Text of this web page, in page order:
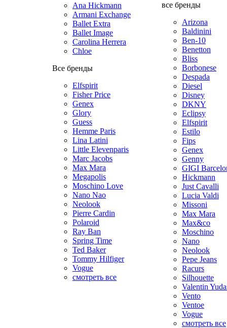
Ana Hickmann
Armani Exchange
Ballet Extra
Ballet Image
Carolina Herrera
Chloe
Все бренды
Elfspirit
Fisher Price
Genex
Glory
Guess
Hemme Paris
Lina Latini
Little Elevenparis
Marc Jacobs
Max Mara
Megapolis
Moschino Love
Nano Nao
Neolook
Pierre Cardin
Polaroid
Ray Ban
Spring Time
Ted Baker
Tommy Hilfiger
Vogue
смотреть все
все бренды
Arizona
Baldinini
Ben-10
Benetton
Bliss
Borbonese
Despada
Diesel
Disney
DKNY
Eclipsy
Elfspirit
Estilo
Fips
Genex
Genny
GIGI
Hickmann
Just Cavalli
Lucia Valdi
Missoni
Max Mara
Max&co
Moschino
Nano
Neolook
Pepe Jeans
Racurs
Silhouette
Valentin
Vento
Ventoe
Vogue
смотреть все